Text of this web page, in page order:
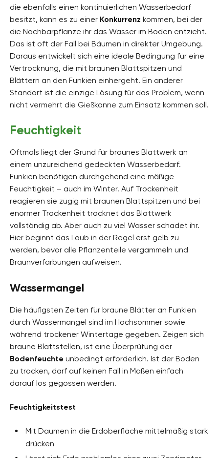
die ebenfalls einen kontinuierlichen Wasserbedarf
besitzt, kann es zu einer Konkurrenz kommen, bei der
die Nachbarpflanze ihr das Wasser im Boden entzieht.
Das ist oft der Fall bei Bäumen in direkter Umgebung.
Daraus entwickelt sich eine ideale Bedingung für eine
Vertrocknung, die mit braunen Blattspitzen und
Blättern an den Funkien einhergeht. Ein anderer
Standort ist die einzige Lösung für das Problem, wenn
nicht vermehrt die Gießkanne zum Einsatz kommen soll.
Feuchtigkeit
Oftmals liegt der Grund für braunes Blattwerk an
einem unzureichend gedeckten Wasserbedarf.
Funkien benötigen durchgehend eine mäßige
Feuchtigkeit – auch im Winter. Auf Trockenheit
reagieren sie zügig mit braunen Blattspitzen und bei
enormer Trockenheit trocknet das Blattwerk
vollständig ab. Aber auch zu viel Wasser schadet ihr.
Hier beginnt das Laub in der Regel erst gelb zu
werden, bevor alle Pflanzenteile vergammeln und
Braunverfärbungen aufweisen.
Wassermangel
Die häufigsten Zeiten für braune Blätter an Funkien
durch Wassermangel sind im Hochsommer sowie
während trockener Wintertage gegeben. Zeigen sich
braune Blattstellen, ist eine Überprüfung der
Bodenfeuchte unbedingt erforderlich. Ist der Boden
zu trocken, darf auf keinen Fall in Maßen einfach
darauf los gegossen werden.
Feuchtigkeitstest
Mit Daumen in die Erdoberfläche mittelmäßig stark
drücken